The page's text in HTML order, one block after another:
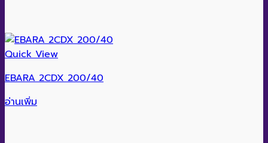
Quick View
EBARA 2CDX 200/40
อ่านเพิ่ม